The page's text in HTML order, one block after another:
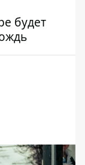
будет